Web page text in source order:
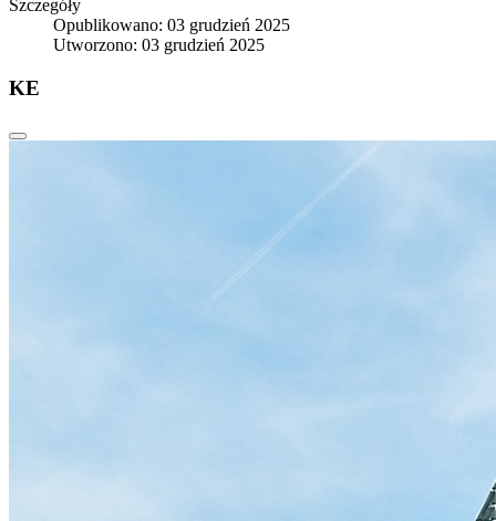
Szczegóły
Opublikowano: 03 grudzień 2025
Utworzono: 03 grudzień 2025
KE